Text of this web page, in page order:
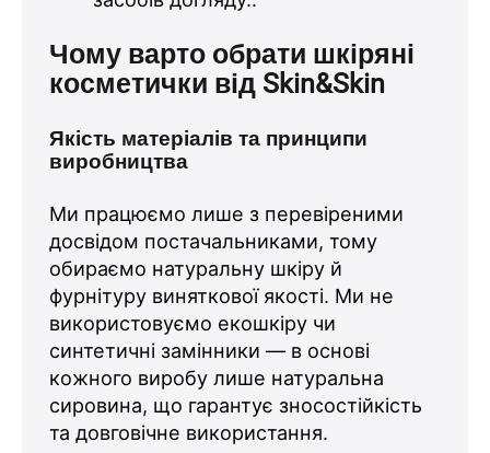
Чому варто обрати шкіряні
косметички від Skin&Skin
Якість матеріалів та принципи
виробництва
Ми працюємо лише з перевіреними
досвідом постачальниками, тому
обираємо натуральну шкіру й
фурнітуру виняткової якості. Ми не
використовуємо екошкіру чи
синтетичні замінники — в основі
кожного виробу лише натуральна
сировина, що гарантує зносостійкість
та довговічне використання.